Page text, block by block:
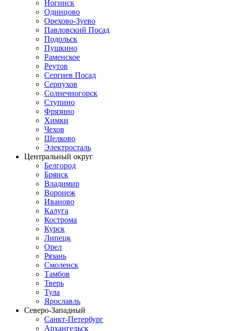
Ногинск
Одинцово
Орехово-Зуево
Павловский Посад
Подольск
Пушкино
Раменское
Реутов
Сергиев Посад
Серпухов
Солнечногорск
Ступино
Фрязино
Химки
Чехов
Щелково
Электросталь
Центральный округ
Белгород
Брянск
Владимир
Воронеж
Иваново
Калуга
Кострома
Курск
Липецк
Орел
Рязань
Смоленск
Тамбов
Тверь
Тула
Ярославль
Северо-Западный
Санкт-Петербург
Архангельск